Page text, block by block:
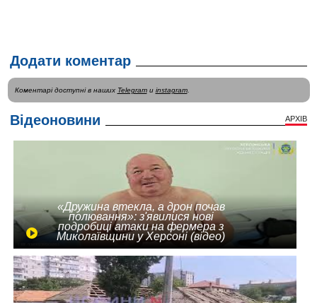
Додати коментар
Коментарі доступні в наших Telegramи instagram.
Відеоновини АРХІВ
«Дружина втекла, а дрон почав
полювання»: з'явилися нові
подробиці атаки на фермера з
Миколаївщини у Херсоні (відео)